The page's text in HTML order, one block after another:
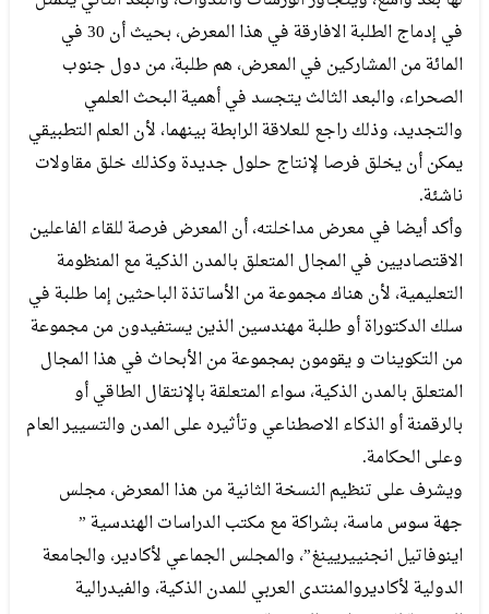
في إدماج الطلبة الافارقة في هذا المعرض، بحيث أن 30 في
المائة من المشاركين في المعرض، هم طلبة، من دول جنوب
الصحراء، والبعد الثالث يتجسد في أهمية البحث العلمي
والتجديد، وذلك راجع للعلاقة الرابطة بينهما، لأن العلم التطبيقي
يمكن أن يخلق فرصا لإنتاج حلول جديدة وكذلك خلق مقاولات
ناشئة.
وأكد أيضا في معرض مداخلته، أن المعرض فرصة للقاء الفاعلين
الاقتصاديين في المجال المتعلق بالمدن الذكية مع المنظومة
التعليمية، لأن هناك مجموعة من الأساتذة الباحثين إما طلبة في
سلك الدكتوراة أو طلبة مهندسين الذين يستفيدون من مجموعة
من التكوينات و يقومون بمجموعة من الأبحاث في هذا المجال
المتعلق بالمدن الذكية، سواء المتعلقة بالإنتقال الطاقي أو
بالرقمنة أو الذكاء الاصطناعي وتأثيره على المدن والتسيير العام
وعلى الحكامة.
ويشرف على تنظيم النسخة الثانية من هذا المعرض، مجلس
جهة سوس ماسة، بشراكة مع مكتب الدراسات الهندسية ”
اينوفاتيل انجنييريينغ”، والمجلس الجماعي لأكادير، والجامعة
الدولية لأكاديروالمنتدى العربي للمدن الذكية، والفيدرالية